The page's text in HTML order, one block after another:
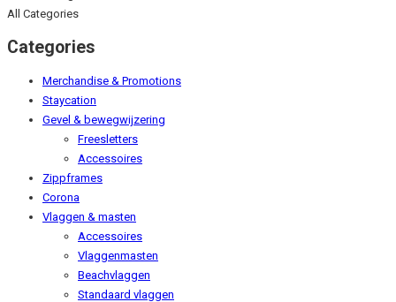
All Categories
Categories
Merchandise & Promotions
Staycation
Gevel & bewegwijzering
Freesletters
Accessoires
Zippframes
Corona
Vlaggen & masten
Accessoires
Vlaggenmasten
Beachvlaggen
Standaard vlaggen